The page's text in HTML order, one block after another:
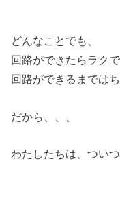
どんなことでも、
回路ができたらラクで
回路ができるまでは
だから、、、
わたしたちは、つい